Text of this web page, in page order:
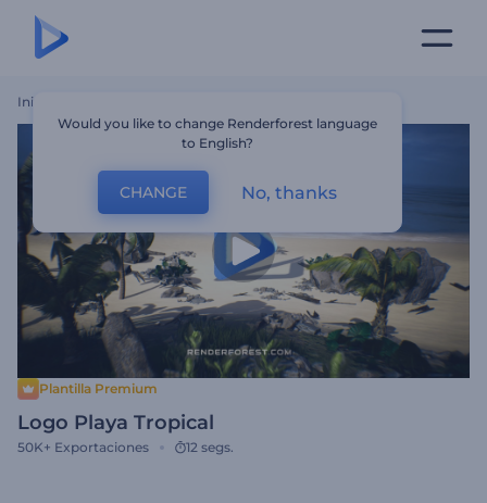
Inicio
Plantilla Premium
Logo Playa Tropical
50K+ Exportaciones 12 segs.
Would you like to change Renderforest language
to English?
CHANGE No, thanks